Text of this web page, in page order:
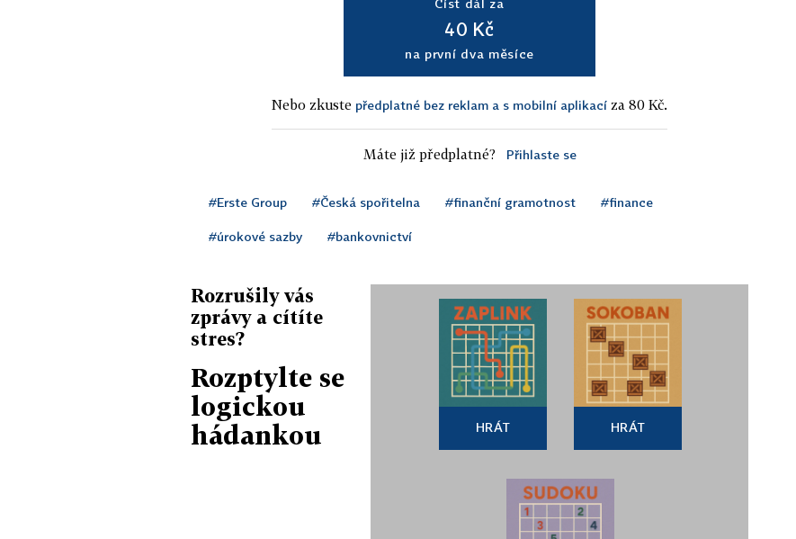
40 Kč
na první dva měsíce
Nebo zkuste předplatné bez reklam a s mobilní aplikací za 80 Kč.
Máte již předplatné? Přihlaste se
#Erste Group #Česká spořitelna #finanční gramotnost #finance
#úrokové sazby #bankovnictví
Rozrušily vás
zprávy a cítíte
stres?
Rozptylte se
logickou
hádankou
HRÁT HRÁT